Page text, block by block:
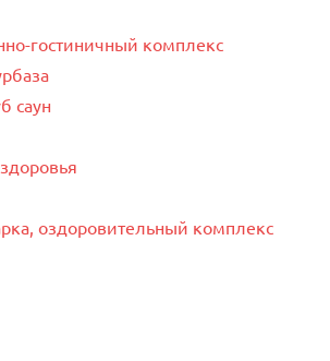
гостиничный комплекс
саун
оздоровительный комплекс